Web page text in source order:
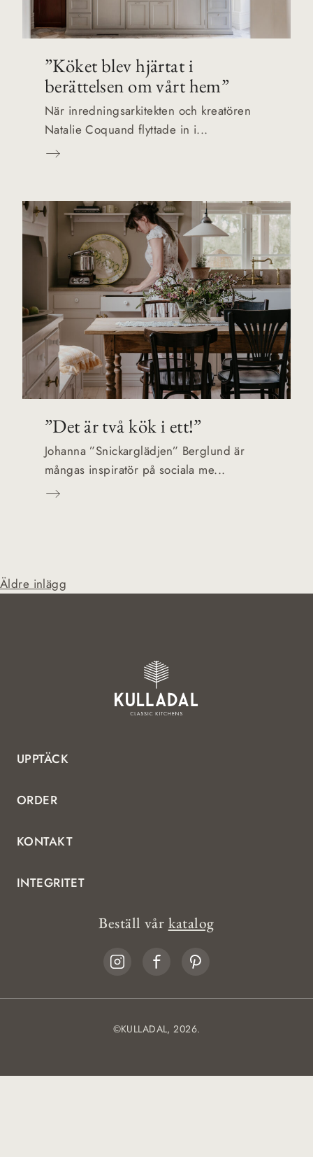
”Köket blev hjärtat i
berättelsen om vårt hem”
När inredningsarkitekten och kreatören
Natalie Coquand flyttade in i...
”Det är två kök i ett!”
Johanna ”Snickarglädjen” Berglund är
mångas inspiratör på sociala me...
Inläggsnavigering
Äldre inlägg
UPPTÄCK
ORDER
KONTAKT
INTEGRITET
Beställ vår katalog
©KULLADAL, 2026.